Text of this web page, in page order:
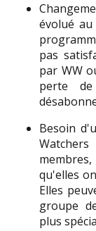
évolué
pas
par WW
perte
Besoin
qu'elles
Elles
groupe
plus